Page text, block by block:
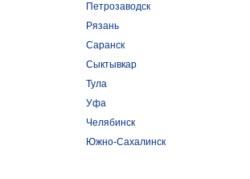
Петрозаводск
Рязань
Саранск
Сыктывкар
Тула
Уфа
Челябинск
Южно-Сахалинск